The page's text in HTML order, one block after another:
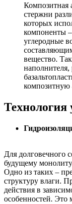
Композитная
стержни
которых
компоненты –
углеродные
вещество.
наполнителя,
композитную
Технология
Для долговечного
будущему
Одно из таких –
структуру влаги.
действия в
особенностей. Это